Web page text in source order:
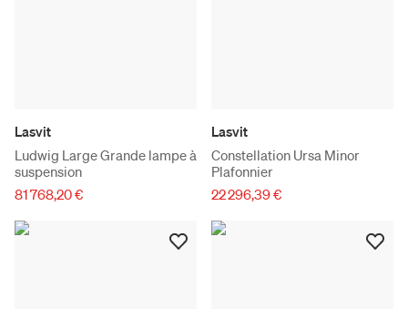
Lasvit
Ludwig Large Grande lampe à
suspension
81 768,20 €
Lasvit
Constellation Ursa Minor
Plafonnier
22 296,39 €